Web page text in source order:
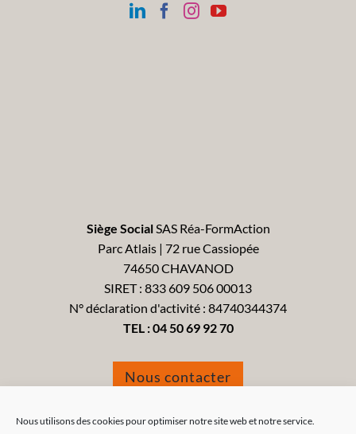
Nous utilisons des cookies pour optimiser notre site web et notre service.
Siège SocialSAS Réa-FormAction
Parc Atlais | 72 rue Cassiopée
74650 CHAVANOD
SIRET : 833 609 506 00013
N° déclaration d'activité : 84740344374
TEL :04 50 69 92 70
Nous contacter